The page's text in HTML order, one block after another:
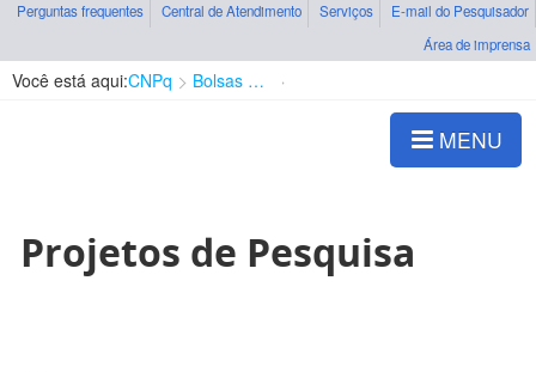
Perguntas frequentes Central de Atendimento Serviços
E-mail do Pesquisador
Área de imprensa
Você está aqui:CNPq Bolsas e Auxílios Vigentes
MENU
Projetos de Pesquisa